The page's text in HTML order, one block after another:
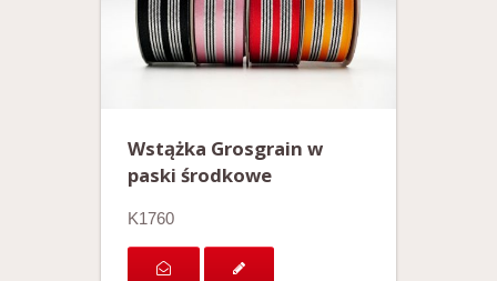
Wstążka Grosgrain w
paski środkowe
K1760